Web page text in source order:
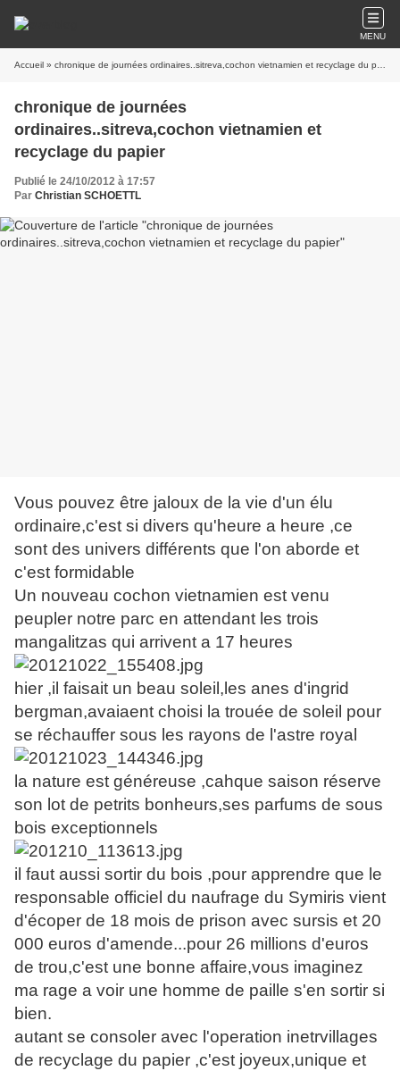
MENU
Accueil » chronique de journées ordinaires..sitreva,cochon vietnamien et recyclage du papier
chronique de journées
ordinaires..sitreva,cochon vietnamien et
recyclage du papier
Publié le 24/10/2012 à 17:57
Par Christian SCHOETTL
Vous pouvez être jaloux de la vie d'un élu
ordinaire,c'est si divers qu'heure a heure ,ce
sont des univers différents que l'on aborde et
c'est formidable
Un nouveau cochon vietnamien est venu
peupler notre parc en attendant les trois
mangalitzas qui arrivent a 17 heures
hier ,il faisait un beau soleil,les anes d'ingrid
bergman,avaiaent choisi la trouée de soleil pour
se réchauffer sous les rayons de l'astre royal
la nature est généreuse ,cahque saison réserve
son lot de petrits bonheurs,ses parfums de sous
bois exceptionnels
il faut aussi sortir du bois ,pour apprendre que le
responsable officiel du naufrage du Symiris vient
d'écoper de 18 mois de prison avec sursis et 20
000 euros d'amende...pour 26 millions d'euros
de trou,c'est une bonne affaire,vous imaginez
ma rage a voir une homme de paille s'en sortir si
bien.
autant se consoler avec l'operation inetrvillages
de recyclage du papier ,c'est joyeux,unique et